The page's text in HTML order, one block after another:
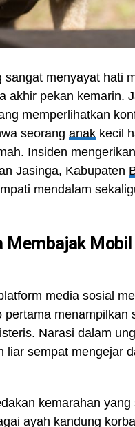
menyayat hati
akhir pekan kemarin.
memperlihatkan
seorang anak kecil
Insiden
Jasinga, Kabupaten
mendalam
Membajak
media sosial
menampilkan
Narasi dalam
sempat mengejar
kemarahan yang
ayah kandung